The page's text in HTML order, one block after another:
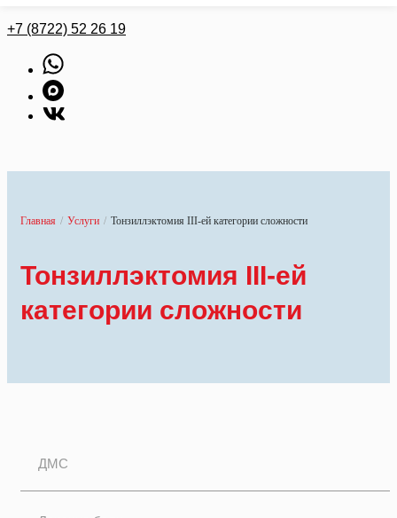
+7 (8722) 52 26 19
Главная / Услуги / Тонзиллэктомия III-ей категории сложности
Тонзиллэктомия III-ей
категории сложности
ДМС